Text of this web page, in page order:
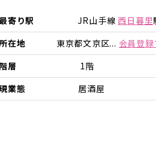
細を見る 詳細
寄り駅 JR山手線 西日暮里
在地
東京都文京区... 会員登
階層
1階
業態
居酒屋